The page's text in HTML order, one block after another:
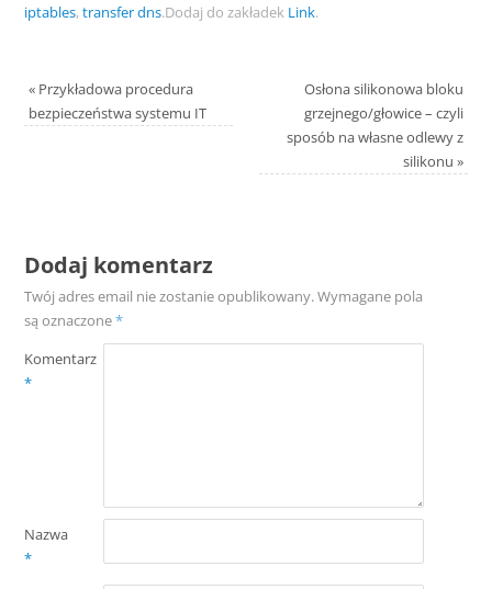
iptables,transfer dns.Dodaj do zakładek Link.
«Przykładowa procedura
bezpieczeństwa systemu IT
Osłona silikonowa bloku
grzejnego/głowice – czyli
sposób na własne odlewy z
silikonu»
Dodaj komentarz
Twój adres email nie zostanie opublikowany.Wymagane pola
są oznaczone*
Komentarz
*
Nazwa
*